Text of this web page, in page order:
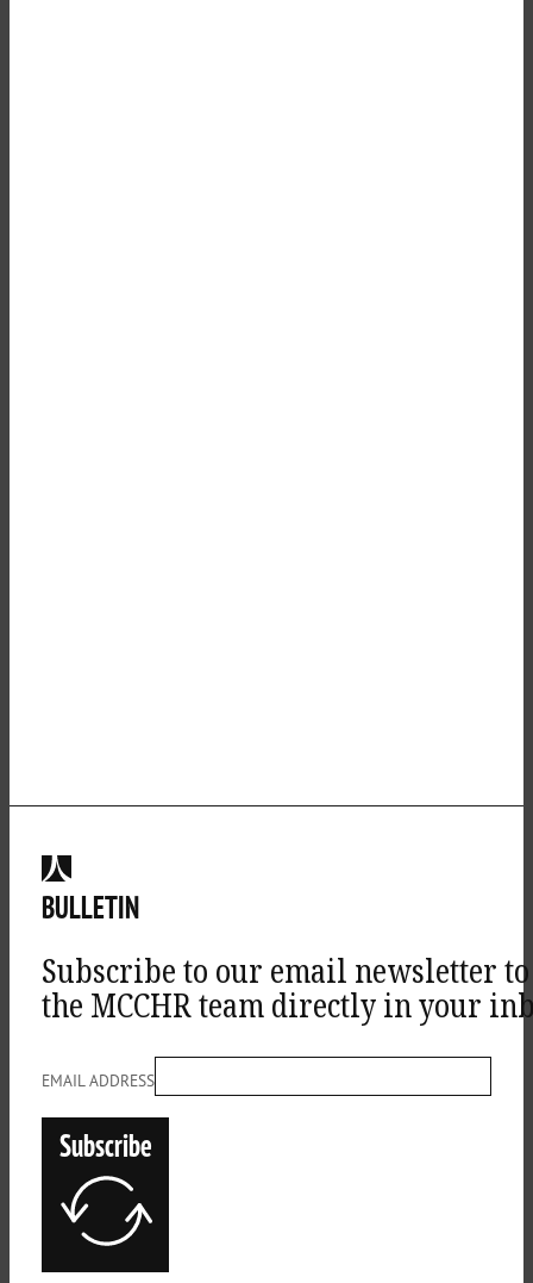
BULLETIN
Subscribe to our email newsletter
the MCCHR team directly in your
EMAIL ADDRESS
Subscribe